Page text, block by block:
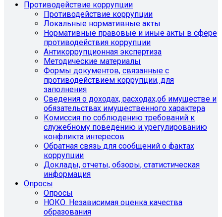
Противодействие коррупции
Противодействие коррупции
Локальные нормативные акты
Нормативные правовые и иные акты в сфере
противодействия коррупции
Антикоррупционная экспертиза
Методические материалы
Формы документов, связанные с
противодействием коррупции, для
заполнения
Сведения о доходах, расходах,об имуществе и
обязательствах имущественного характера
Комиссия по соблюдению требований к
служебному поведению и урегулированию
конфликта интересов
Обратная связь для сообщений о фактах
коррупции
Доклады, отчеты, обзоры, статистическая
информация
Опросы
Опросы
НОКО. Независимая оценка качества
образования